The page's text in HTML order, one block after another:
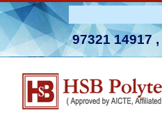
Skip
to
content
97321 14917,